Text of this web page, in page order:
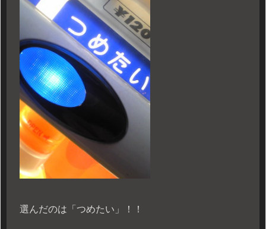
選んだのは「つめたい」！！